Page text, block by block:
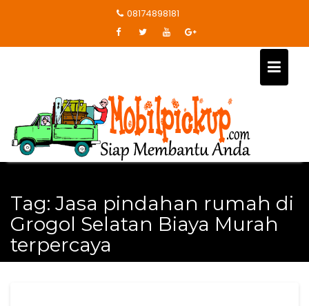
08174898181
Tag: Jasa pindahan rumah di
Grogol Selatan Biaya Murah
terpercaya